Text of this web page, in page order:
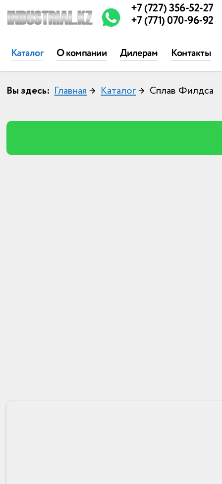
Каталог О компании Дилерам Контакты
+7 (727) 356-52-27
+7 (771) 070-96-92
Вы здесь: Главная → Каталог→ Сплав Филдса